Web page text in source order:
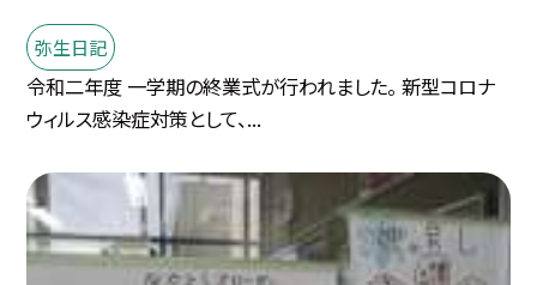
弥生日記
令和二年度 一学期の終業式が行われました。 新型コロナ
ウィルス感染症対策として、...